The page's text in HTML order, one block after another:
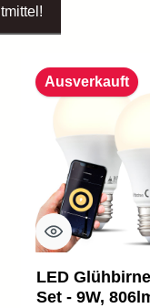
Ausverkauft
LED
Set - 9W,